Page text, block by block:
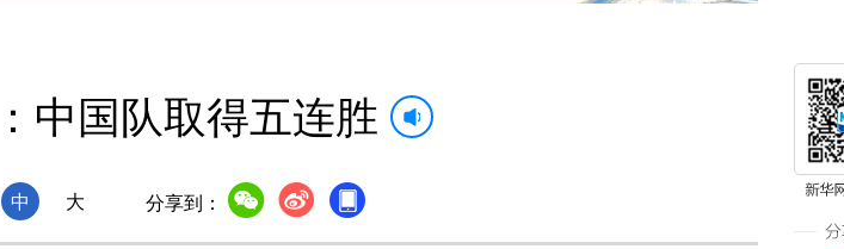
中国队取得五连胜
中 大 分享到：